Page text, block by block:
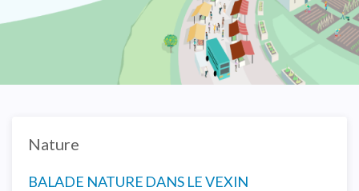
Nature
BALADE NATURE DANS LE VEXIN